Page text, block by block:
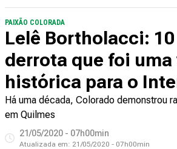
PAIXÃO COLORADA
Lelê Bortholacci:
derrota que foi
histórica para o
Há uma década, Colorado demonstrou
em Quilmes
21/05/2020 - 07h00min
Atualizada em: 21/05/2020 - 07h00min